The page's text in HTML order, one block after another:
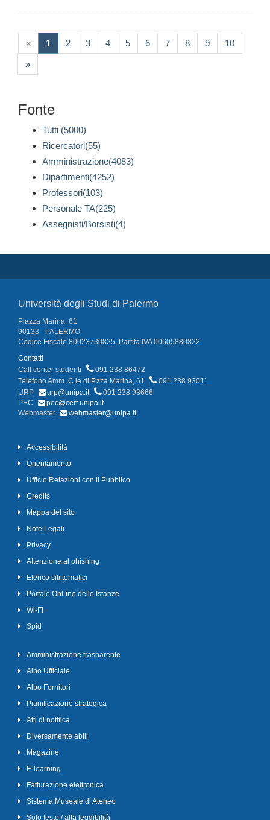
« 1 (current)
2 3 4 5 6 7 8 9 10
»
Fonte
Tutti (5000)
Ricercatori(55)
Amministrazione(4083)
Dipartimenti(4252)
Professori(103)
Personale TA(225)
Assegnisti/Borsisti(4)
Università degli Studi di Palermo
Piazza Marina, 61
90133 - PALERMO
Codice Fiscale 80023730825, Partita IVA 00605880822
Contatti
Call center studenti
091 238 86472
Telefono Amm. C.le di P.zza Marina, 61
091 238 93011
URP
urp@unipa.it
091 238 93666
PEC
pec@cert.unipa.it
Webmaster
webmaster@unipa.it
Accessibilità
Orientamento
Ufficio Relazioni con il Pubblico
Credits
Mappa del sito
Note Legali
Privacy
Attenzione al phishing
Elenco siti tematici
Portale OnLine delle Istanze
Wi-Fi
Spid
Amministrazione trasparente
Albo Ufficiale
Albo Fornitori
Pianificazione strategica
Atti di notifica
Diversamente abili
Magazine
E-learning
Fatturazione elettronica
Sistema Museale di Ateneo
Solo testo / alta leggibilità